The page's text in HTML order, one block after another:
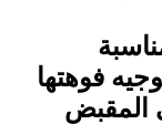
فوهتها